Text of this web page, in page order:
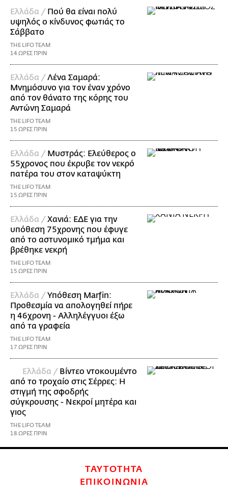
Ελλάδα / Πού θα είναι πολύ
υψηλός ο κίνδυνος φωτιάς το
Σάββατο
THE LIFO TEAM
14 ΩΡΕΣ ΠΡΙΝ
Ελλάδα /Λένα Σαμαρά:
Μνημόσυνο για τον έναν χρόνο
από τον θάνατο της κόρης του
Αντώνη Σαμαρά
THE LIFO TEAM
15 ΩΡΕΣ ΠΡΙΝ
Ελλάδα / Μυστράς: Ελεύθερος ο
55χρονος που έκρυβε τον νεκρό
πατέρα του στον καταψύκτη
THE LIFO TEAM
15 ΩΡΕΣ ΠΡΙΝ
Ελλάδα /Χανιά: ΕΔΕ για την
υπόθεση 75χρονης που έφυγε
από το αστυνομικό τμήμα και
βρέθηκε νεκρή
THE LIFO TEAM
15 ΩΡΕΣ ΠΡΙΝ
Ελλάδα /Υπόθεση Marfin:
Προθεσμία να απολογηθεί πήρε
η 46χρονη - Αλληλέγγυοι έξω
από τα γραφεία
THE LIFO TEAM
17 ΩΡΕΣ ΠΡΙΝ
Ελλάδα / Βίντεο ντοκουμέντο
από το τροχαίο στις Σέρρες: Η
στιγμή της σφοδρής
σύγκρουσης - Νεκροί μητέρα και
γιος
THE LIFO TEAM
18 ΩΡΕΣ ΠΡΙΝ
ΤΑΥΤΟΤΗΤΑ
ΕΠΙΚΟΙΝΩΝΙΑ